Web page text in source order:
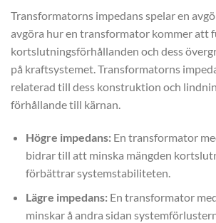
Transformatorns impedans spelar en
avgöra hur en transformator kommer att
kortslutningsförhållanden och dess
på kraftsystemet. Transformatorns
relaterad till dess konstruktion och
förhållande till kärnan.
Högre impedans:En transformator
bidrar till att minska mängden
förbättrar systemstabiliteten.
Lägre impedans:En transformator
minskar å andra sidan